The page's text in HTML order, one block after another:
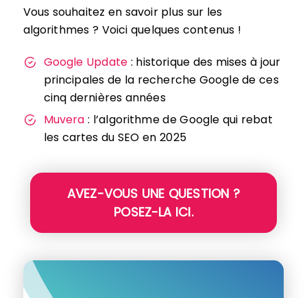
Vous souhaitez en savoir plus sur les
algorithmes ? Voici quelques contenus !
Google Update : historique des mises à jour
principales de la recherche Google de ces
cinq dernières années
Muvera : l’algorithme de Google qui rebat
les cartes du SEO en 2025
AVEZ-VOUS UNE QUESTION ?
POSEZ-LA ICI.